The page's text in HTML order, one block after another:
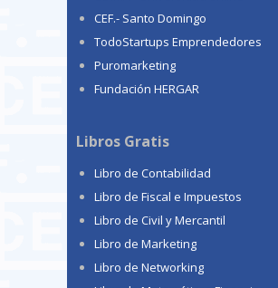
CEF.- Santo Domingo
TodoStartups Emprendedores
Puromarketing
Fundación HERGAR
Libros Gratis
Libro de Contabilidad
Libro de Fiscal e Impuestos
Libro de Civil y Mercantil
Libro de Marketing
Libro de Networking